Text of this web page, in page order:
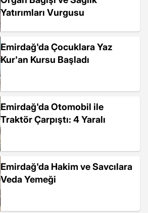
Yatırımları Vurgusu
Emirdağ'da Çocuklara Yaz
Kur'an Kursu Başladı
Emirdağ'da Otomobil ile
Traktör Çarpıştı: 4 Yaralı
Emirdağ'da Hakim ve Savcılara
Veda Yemeği